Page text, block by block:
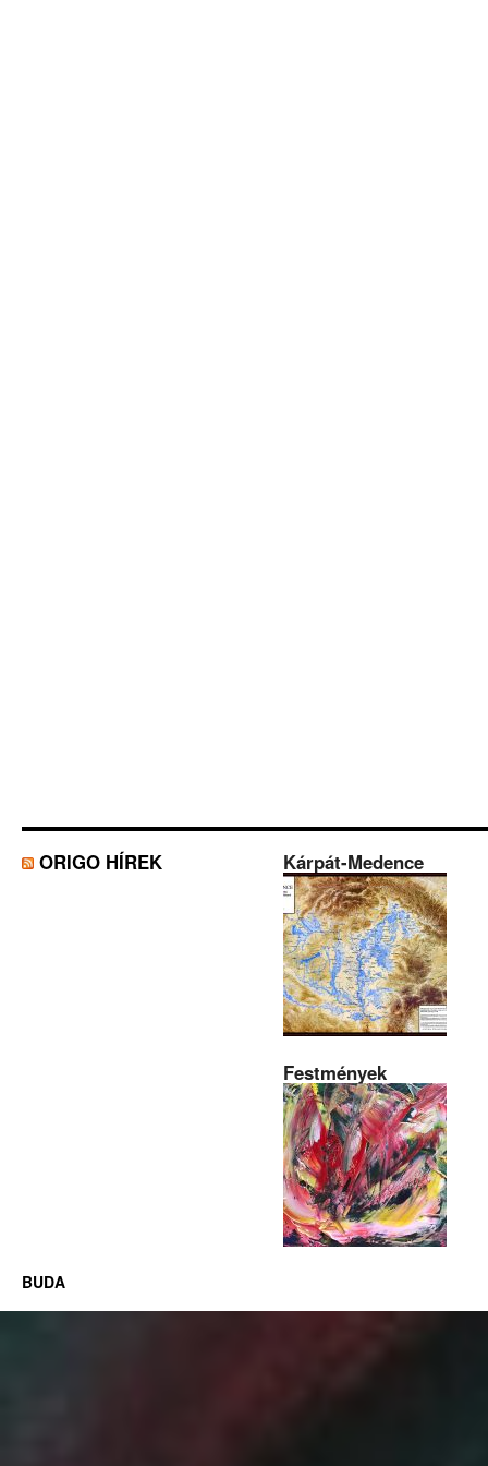
ORIGO HÍREK Kárpát-Medence
Festmények
BUDA